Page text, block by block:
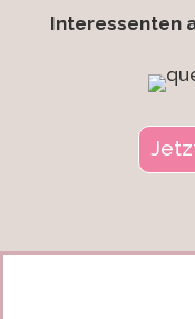
Interessenten